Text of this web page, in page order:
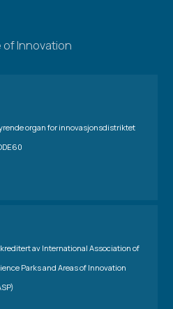
Innovation
organ for innovasjonsdistriktet
av International Association of
Parks and Areas of Innovation